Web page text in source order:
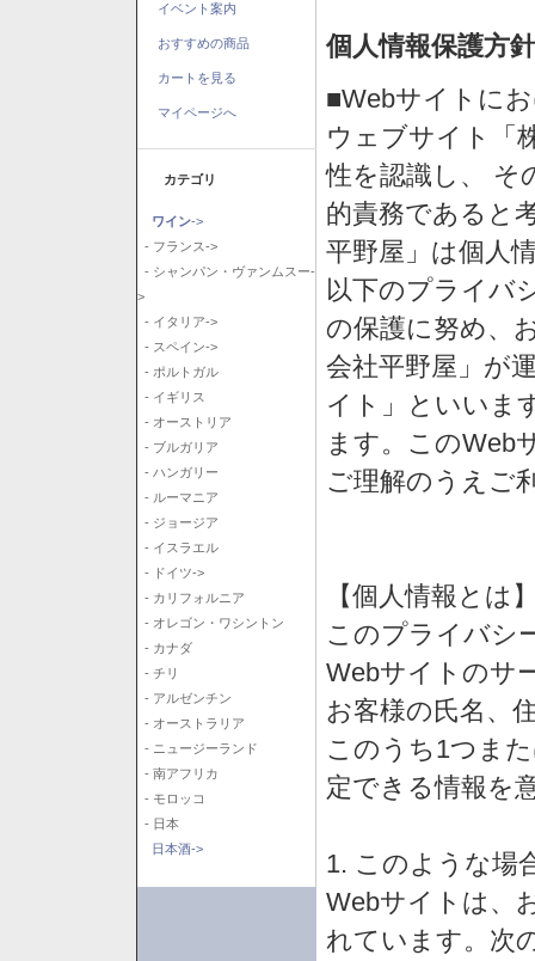
イベント案内
おすすめの商品
カートを見る
マイページへ
カテゴリ
ワイン->
- フランス->
- シャンパン・ヴァンムスー-
>
- イタリア->
- スペイン->
- ポルトガル
- イギリス
- オーストリア
- ブルガリア
- ハンガリー
- ルーマニア
- ジョージア
- イスラエル
- ドイツ->
- カリフォルニア
- オレゴン・ワシントン
- カナダ
- チリ
- アルゼンチン
- オーストラリア
- ニュージーランド
- 南アフリカ
- モロッコ
- 日本
日本酒->
個人情報保護方針
■Webサイトに
ウェブサイト「
性を認識し、 そ
的責務であると
平野屋」は個人
以下のプライバ
の保護に努め、
会社平野屋」が
イト」といいま
ます。このWeb
ご理解のうえご
【個人情報とは
このプライバシ
Webサイトのサ
お客様の氏名、
このうち1つま
定できる情報を
1. このような場
Webサイトは、
れています。次